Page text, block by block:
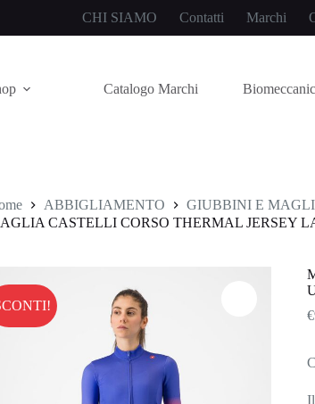
CHI SIAMO Contatti Marchi
Catalogo Marchi
ABBIGLIAMENTO
GIUBBINI E
CASTELLI CORSO THERMAL JERSEY
€